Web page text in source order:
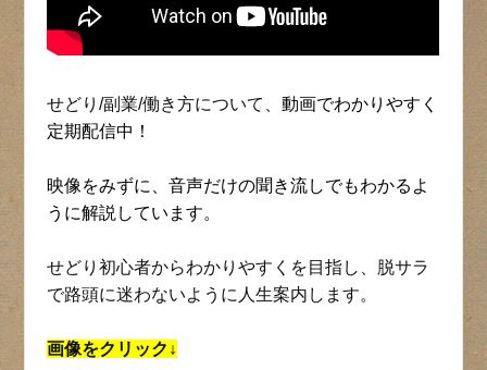
せどり/副業/働き方について、動画でわかりやすく
定期配信中！
映像をみずに、音声だけの聞き流しでもわかるよ
うに解説しています。
せどり初心者からわかりやすくを目指し、脱サラ
で路頭に迷わないように人生案内します。
画像をクリック↓